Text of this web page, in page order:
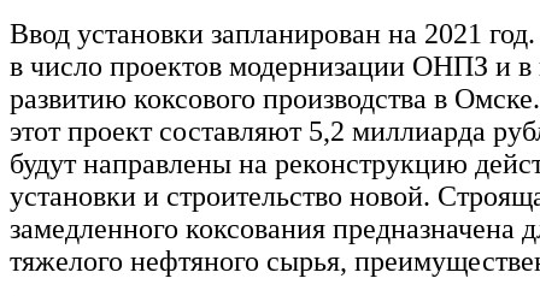
Ввод установки запланирован на 2021
в число проектов модернизации ОНПЗ и
развитию коксового производства в
этот проект составляют 5,2 миллиарда
будут направлены на реконструкцию
установки и строительство новой.
замедленного коксования предназначена
тяжелого нефтяного сырья,